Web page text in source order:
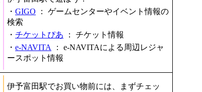
・ GIGO ： ゲームセンターやイベント情報の
検索
・ チケットぴあ ： チケット情報
・ e-NAVITA ： e-NAVITAによる周辺レジャ
ースポット情報
伊予富田駅でお買い物前には、まずチェッ